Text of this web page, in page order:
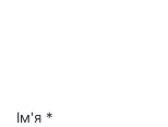
*Ім'я *